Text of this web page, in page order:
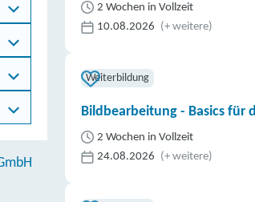
2 Wochen in Vollzeit
10.08.2026 (+ weitere)
Weiterbildung
Bildbearbeitung - Basics für
2 Wochen in Vollzeit
24.08.2026 (+ weitere)